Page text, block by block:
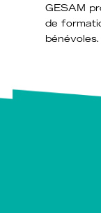
GESAM
de